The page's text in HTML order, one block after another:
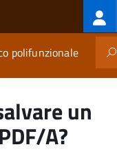
polifunzionale
un
A?